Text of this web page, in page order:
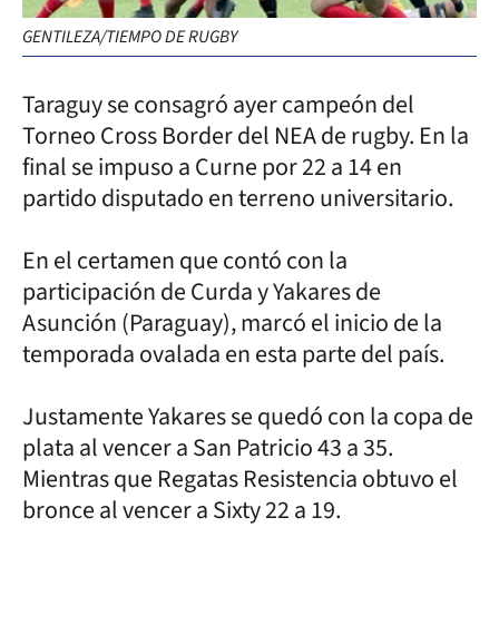
GENTILEZA/TIEMPO DE RUGBY
Taraguy se consagró ayer campeón del
Torneo Cross Border del NEA de rugby. En la
final se impuso a Curne por 22 a 14 en
partido disputado en terreno universitario.
En el certamen que contó con la
participación de Curda y Yakares de
Asunción (Paraguay), marcó el inicio de la
temporada ovalada en esta parte del país.
Justamente Yakares se quedó con la copa de
plata al vencer a San Patricio 43 a 35.
Mientras que Regatas Resistencia obtuvo el
bronce al vencer a Sixty 22 a 19.